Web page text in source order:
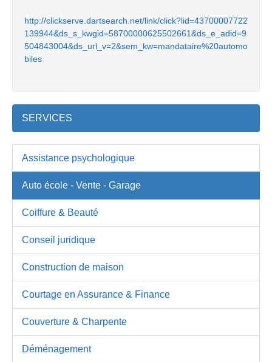
http://clickserve.dartsearch.net/link/click?lid=43700007722
139944&ds_s_kwgid=58700000625502661&ds_e_adid=9
504843004&ds_url_v=2&sem_kw=mandataire%20automo
biles
SERVICES
Assistance psychologique
Auto école - Vente - Garage
Coiffure & Beauté
Conseil juridique
Construction de maison
Courtage en Assurance & Finance
Couverture & Charpente
Déménagement